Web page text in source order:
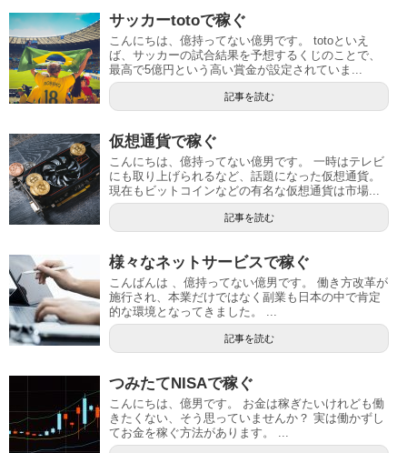
サッカーtotoで稼ぐ
こんにちは、億持ってない億男です。 totoといえ
ば、サッカーの試合結果を予想するくじのことで、
最高で5億円という高い賞金が設定されていま...
記事を読む
仮想通貨で稼ぐ
こんにちは、億持ってない億男です。 一時はテレビ
にも取り上げられるなど、話題になった仮想通貨。
現在もビットコインなどの有名な仮想通貨は市場...
記事を読む
様々なネットサービスで稼ぐ
こんばんは 、億持ってない億男です。 働き方改革が
施行され、本業だけではなく副業も日本の中で肯定
的な環境となってきました。 ...
記事を読む
つみたてNISAで稼ぐ
こんにちは、億男です。 お金は稼ぎたいけれども働
きたくない、そう思っていませんか？ 実は働かずし
てお金を稼ぐ方法があります。 ...